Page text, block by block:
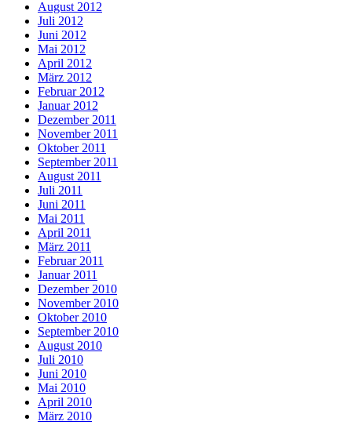
August 2012
Juli 2012
Juni 2012
Mai 2012
April 2012
März 2012
Februar 2012
Januar 2012
Dezember 2011
November 2011
Oktober 2011
September 2011
August 2011
Juli 2011
Juni 2011
Mai 2011
April 2011
März 2011
Februar 2011
Januar 2011
Dezember 2010
November 2010
Oktober 2010
September 2010
August 2010
Juli 2010
Juni 2010
Mai 2010
April 2010
März 2010